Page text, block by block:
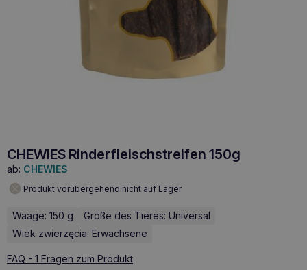
CHEWIES Rinderfleischstreifen 150g
ab: CHEWIES
Produkt vorübergehend nicht auf Lager
Waage: 150 g
Größe des Tieres: Universal
Wiek zwierzęcia: Erwachsene
FAQ - 1 Fragen zum Produkt